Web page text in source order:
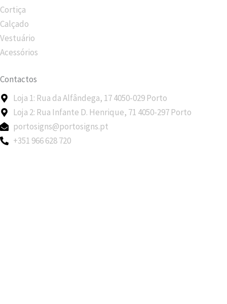
Cortiça
Calçado
Vestuário
Acessórios
Contactos
Loja 1: Rua da Alfândega, 17 4050-029 Porto
Loja 2: Rua Infante D. Henrique, 71 4050-297 Porto
portosigns@portosigns.pt
+351 966 628 720